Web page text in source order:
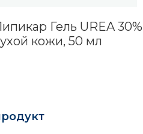
Гель UREA 30%
кожи, 50 мл